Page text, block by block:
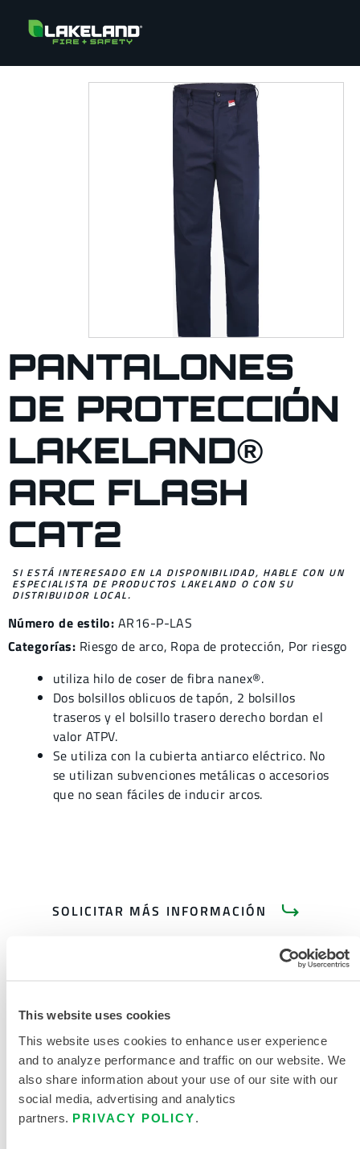
This website uses cookies
This website uses cookies to enhance user experience
and to analyze performance and traffic on our website. We
also share information about your use of our site with our
social media, advertising and analytics
partners. PRIVACY POLICY
PANTALONES
DE PROTECCIÓN
LAKELAND®
ARC FLASH
CAT2
SI ESTÁ INTERESADO EN LA DISPONIBILIDAD, HABLE CON UN
ESPECIALISTA DE PRODUCTOS LAKELAND O CON SU
DISTRIBUIDOR LOCAL.
Número de estilo: AR16-P-LAS
Categorías: Riesgo de arco, Ropa de protección, Por riesgo
utiliza hilo de coser de fibra nanex®.
Dos bolsillos oblicuos de tapón, 2 bolsillos
traseros y el bolsillo trasero derecho bordan el
valor ATPV.
Se utiliza con la cubierta antiarco eléctrico. No
se utilizan subvenciones metálicas o accesorios
que no sean fáciles de inducir arcos.
SOLICITAR MÁS INFORMACIÓN
DOCUMENTACIÓN DEL
PRODUCTO
DOCUMENTOS RELACIONADOS